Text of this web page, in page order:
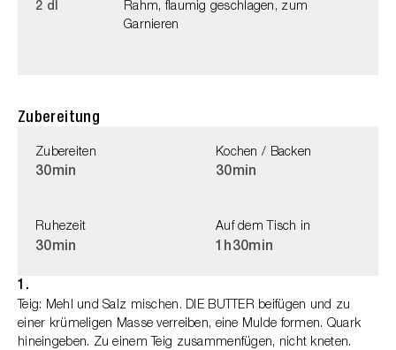
2 dl
Rahm, flaumig geschlagen, zum
Garnieren
Zubereitung
Zubereiten
30min
Kochen / Backen
30min
Ruhezeit
30min
Auf dem Tisch in
1h30min
1.
Teig: Mehl und Salz mischen. DIE BUTTER beifügen und zu
einer krümeligen Masse verreiben, eine Mulde formen. Quark
hineingeben. Zu einem Teig zusammenfügen, nicht kneten.